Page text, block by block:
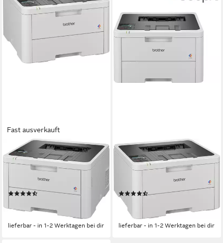
Fast ausverkauft
BROTHER
HL-L3240CDW
Farblaserdrucker, (WLAN (Wi-
Fi), LAN (Ethernet)
(9)
lieferbar - in 1-2 Werktagen bei dir
BROTHER
HL-L3220CWE
Farblaserdrucker, (WLAN (Wi-
(9)
ab 243,05 €
-13%
lieferbar - in 1-2 Werktagen bei dir